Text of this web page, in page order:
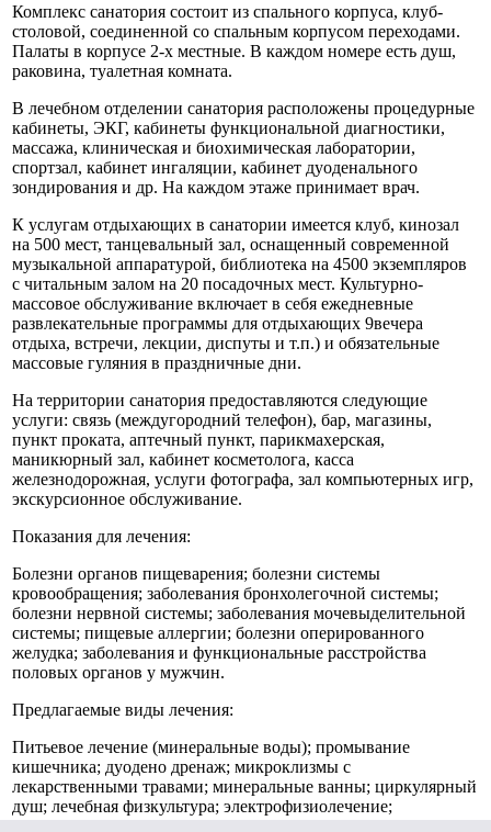
Комплекс санатория состоит из спального корпуса, клуб-
столовой, соединенной со спальным корпусом переходами.
Палаты в корпусе 2-х местные. В каждом номере есть душ,
раковина, туалетная комната.
В лечебном отделении санатория расположены процедурные
кабинеты, ЭКГ, кабинеты функциональной диагностики,
массажа, клиническая и биохимическая лаборатории,
спортзал, кабинет ингаляции, кабинет дуоденального
зондирования и др. На каждом этаже принимает врач.
К услугам отдыхающих в санатории имеется клуб, кинозал
на 500 мест, танцевальный зал, оснащенный современной
музыкальной аппаратурой, библиотека на 4500 экземпляров
с читальным залом на 20 посадочных мест. Культурно-
массовое обслуживание включает в себя ежедневные
развлекательные программы для отдыхающих 9вечера
отдыха, встречи, лекции, диспуты и т.п.) и обязательные
массовые гуляния в праздничные дни.
На территории санатория предоставляются следующие
услуги: связь (междугородний телефон), бар, магазины,
пункт проката, аптечный пункт, парикмахерская,
маникюрный зал, кабинет косметолога, касса
железнодорожная, услуги фотографа, зал компьютерных игр,
экскурсионное обслуживание.
Показания для лечения:
Болезни органов пищеварения; болезни системы
кровообращения; заболевания бронхолегочной системы;
болезни нервной системы; заболевания мочевыделительной
системы; пищевые аллергии; болезни оперированного
желудка; заболевания и функциональные расстройства
половых органов у мужчин.
Предлагаемые виды лечения:
Питьевое лечение (минеральные воды); промывание
кишечника; дуодено дренаж; микроклизмы с
лекарственными травами; минеральные ванны; циркулярный
душ; лечебная физкультура; электрофизиолечение;
спелеотерапия; ингаляции; аэроионизация;